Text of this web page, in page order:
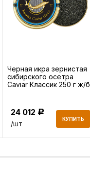
Черная икра зернистая
сибирского осетра
Caviar Классик 250 г ж/б
24 012 Р
/шт
КУПИТЬ